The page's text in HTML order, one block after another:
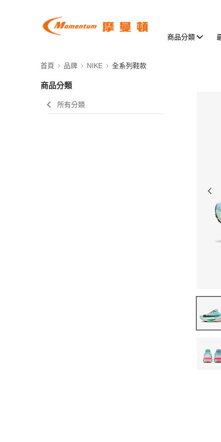
商品分類
首頁 品牌 NIKE 全系列鞋款
商品分類
所有分類